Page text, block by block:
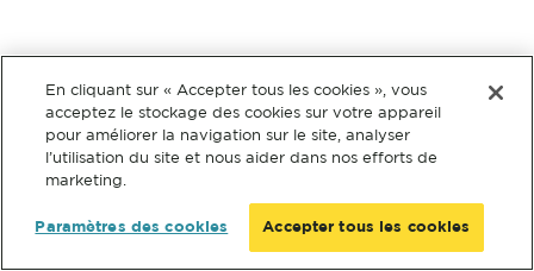
En cliquant sur « Accepter tous les cookies », vous
acceptez le stockage des cookies sur votre appareil
pour améliorer la navigation sur le site, analyser
l’utilisation du site et nous aider dans nos efforts de
marketing.
Paramètres des cookies Accepter tous les cookies